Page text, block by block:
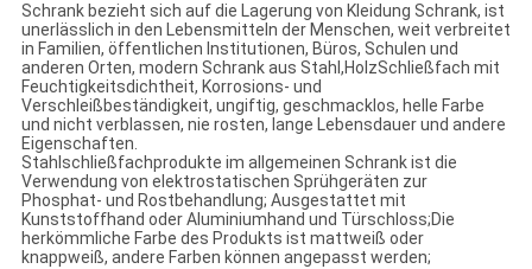
Schrank bezieht sich auf die Lagerung von Kleidung Schrank, ist
unerlässlich in den Lebensmitteln der Menschen, weit verbreitet
in Familien, öffentlichen Institutionen, Büros, Schulen und
anderen Orten, modern Schrank aus Stahl,HolzSchließfach mit
Feuchtigkeitsdichtheit, Korrosions- und
Verschleißbeständigkeit, ungiftig, geschmacklos, helle Farbe
und nicht verblassen, nie rosten, lange Lebensdauer und andere
Eigenschaften.
Stahlschließfachprodukte im allgemeinen Schrank ist die
Verwendung von elektrostatischen Sprühgeräten zur
Phosphat- und Rostbehandlung; Ausgestattet mit
Kunststoffhand oder Aluminiumhand und Türschloss;Die
herkömmliche Farbe des Produkts ist mattweiß oder
knappweiß, andere Farben können angepasst werden;